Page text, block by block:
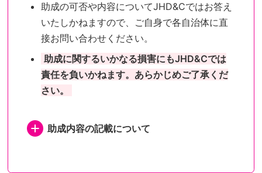
助成の可否や内容についてJHD&Cではお答え
いたしかねますので、ご自身で各自治体に直
接お問い合わせください。
助成に関するいかなる損害にもJHD&Cでは
責任を負いかねます。あらかじめご了承くだ
さい。
助成内容の記載について